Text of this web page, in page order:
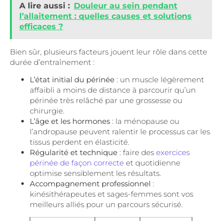
A lire aussi : Douleur au sein pendant
l’allaitement : quelles causes et solutions
efficaces ?
Bien sûr, plusieurs facteurs jouent leur rôle dans cette
durée d’entraînement :
L’état initial du périnée : un muscle légèrement
affaibli a moins de distance à parcourir qu’un
périnée très relâché par une grossesse ou
chirurgie.
L’âge et les hormones : la ménopause ou
l’andropause peuvent ralentir le processus car les
tissus perdent en élasticité.
Régularité et technique : faire des exercices
périnée de façon correcte et quotidienne
optimise sensiblement les résultats.
Accompagnement professionnel :
kinésithérapeutes et sages-femmes sont vos
meilleurs alliés pour un parcours sécurisé.